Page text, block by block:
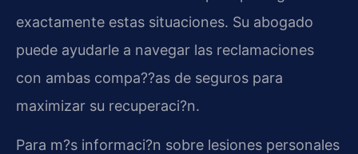
exactamente estas situaciones. Su abogado
puede ayudarle a navegar las reclamaciones
con ambas compa??as de seguros para
maximizar su recuperaci?n.
Para m?s informaci?n sobre lesiones personales